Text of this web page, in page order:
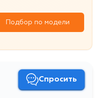
Подбор по модели
Спросить